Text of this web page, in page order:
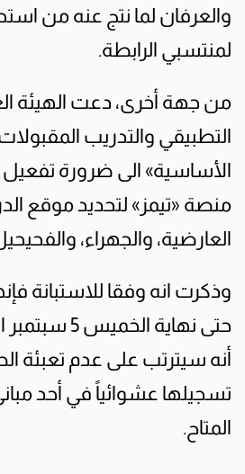
والعرفان لما نتج عنه من
لمنتسبي الرابطة.
من جهة أخرى، دعت الهيئة
التطبيقي والتدريب المقبولات
الأساسية» الى ضرورة
منصة «تيمز» لتحديد موقع
العارضية، والجهراء،
وذكرت انه وفقا للاستبانة
حتى نهاية
أنه سيترتب على عدم تعبئة
تسجيلها عشوائياً في أحد
المتاح.